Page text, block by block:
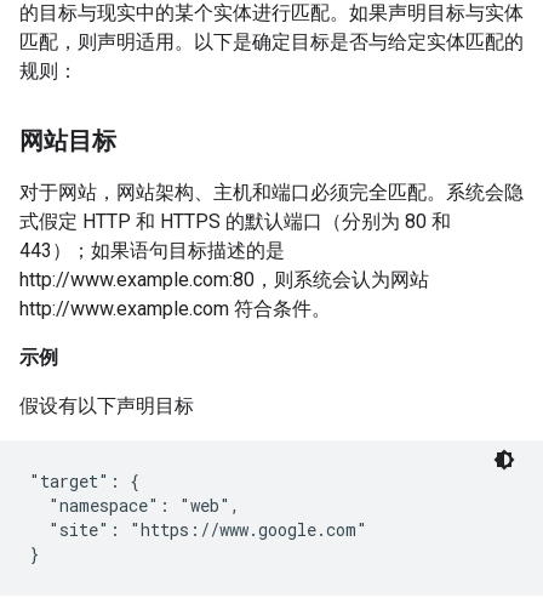
的目标与现实中的某个实体进行匹配。如果声明目标与实体
匹配，则声明适用。以下是确定目标是否与给定实体匹配的
规则：
网站目标
对于网站，网站架构、主机和端口必须完全匹配。系统会隐
式假定 HTTP 和 HTTPS 的默认端口（分别为 80 和
443）；如果语句目标描述的是
http://www.example.com:80，则系统会认为网站
http://www.example.com 符合条件。
示例
假设有以下声明目标
"target": {
  "namespace": "web",
  "site": "https://www.google.com"
}